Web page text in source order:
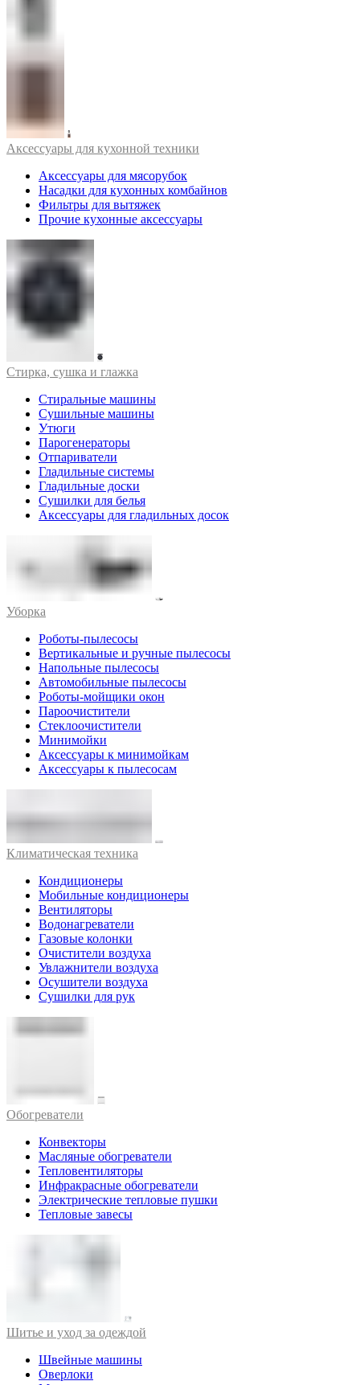
Аксессуары для кухонной техники
Аксессуары для мясорубок
Насадки для кухонных комбайнов
Фильтры для вытяжек
Прочие кухонные аксессуары
Стирка, сушка и глажка
Стиральные машины
Сушильные машины
Утюги
Парогенераторы
Отпариватели
Гладильные системы
Гладильные доски
Сушилки для белья
Аксессуары для гладильных досок
Уборка
Роботы-пылесосы
Вертикальные и ручные пылесосы
Напольные пылесосы
Автомобильные пылесосы
Роботы-мойщики окон
Пароочистители
Стеклоочистители
Минимойки
Аксессуары к минимойкам
Аксессуары к пылесосам
Климатическая техника
Кондиционеры
Мобильные кондиционеры
Вентиляторы
Водонагреватели
Газовые колонки
Очистители воздуха
Увлажнители воздуха
Осушители воздуха
Сушилки для рук
Обогреватели
Конвекторы
Масляные обогреватели
Тепловентиляторы
Инфракрасные обогреватели
Электрические тепловые пушки
Тепловые завесы
Шитье и уход за одеждой
Швейные машины
Оверлоки